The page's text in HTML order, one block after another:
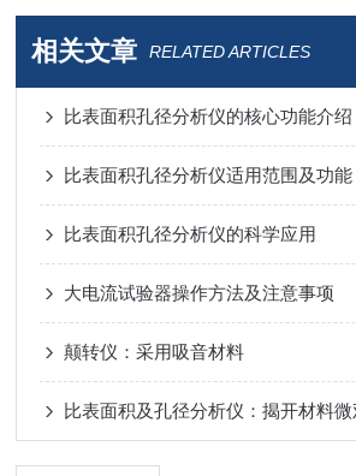
相关文章 RELATED ARTICLES
比表面积孔径分析仪的核心功能介绍
比表面积孔径分析仪适用范围及功能
比表面积孔径分析仪的科学应用
大电流试验器操作方法及注意事项
颠转仪：采用吸音材料
比表面积及孔径分析仪：揭开材料